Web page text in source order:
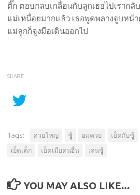
ติ๊ก ตอบกลบเกลื่อนกับลูกเธอไปเราก
แม่เหนื่อยมากแล้ว เธอพูดพลางจูบหน้า
แม่ลูกก็จูงมือเดินออกไป
SHARE
Tags: ควยใหญ่ ชู้ อมควย เย็ดกับชู้
เย็ดเด็ก
เย็ดเมียคนอื่น เล่นชู้
YOU MAY ALSO LIKE...